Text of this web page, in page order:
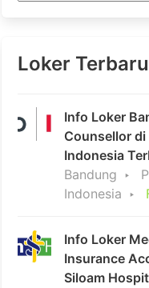
Loker Terbaru
Info Loker
Counsellor di
Indonesia
Bandung
Indonesia
Info Loker
Insurance
Siloam